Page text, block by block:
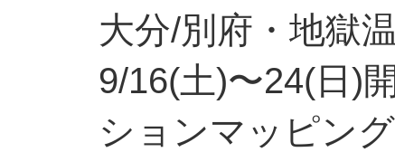
大分/別府・地獄
9/16(土)〜24(日)
ションマッピング